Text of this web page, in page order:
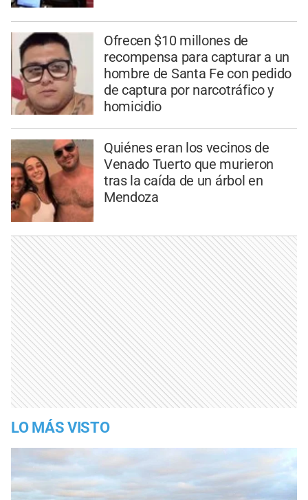
Ofrecen $10 millones de
recompensa para capturar a un
hombre de Santa Fe con pedido
de captura por narcotráfico y
homicidio
Quiénes eran los vecinos de
Venado Tuerto que murieron
tras la caída de un árbol en
Mendoza
LO MÁS VISTO